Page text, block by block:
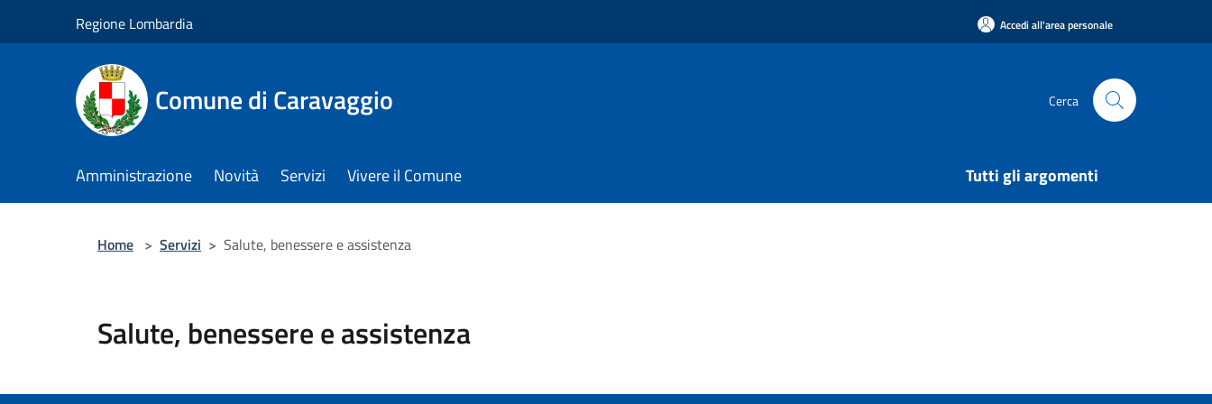
Regione Lombardia Accedi all'area personale
Comune di Caravaggio Cerca
Amministrazione Novità Servizi Vivere il Comune Tutti gli argomenti
Home > Servizi > Salute, benessere e assistenza
Salute, benessere e assistenza